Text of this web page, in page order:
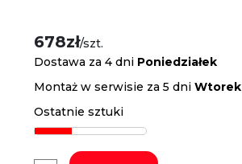
678zł/szt.
Dostawa za 4 dni Poniedziałek
Montaż w serwisie za 5 dniWtorek
Ostatnie sztuki